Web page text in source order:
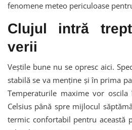
fenomene meteo periculoase
Clujul intră
verii
Veștile bune nu se opresc aici.
stabilă se va menține și în prima
Temperaturile maxime vor
Celsius până spre mijlocul
termic confortabil pentru această